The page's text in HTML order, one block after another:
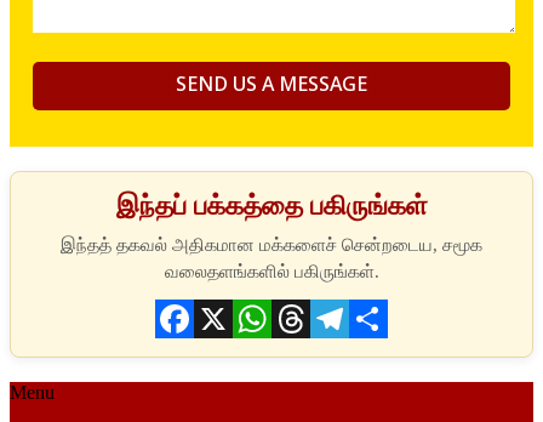
இந்தப் பக்கத்தை பகிருங்கள்
Facebook
X WhatsApp
ThreadsTelegram
Share
Menu